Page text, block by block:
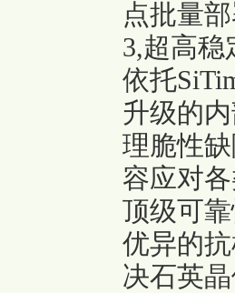
点批量
3,超高稳
依托
升级的
理脆性
容应对
顶级可
优异的
决石英